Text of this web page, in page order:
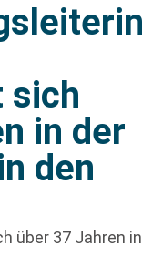
sich
in der
den
über 37 Jahren in